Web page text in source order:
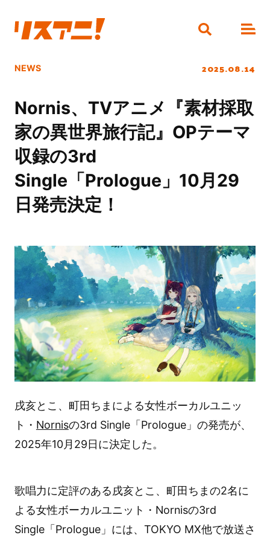
NEWS 2025.08.14
Nornis、TVアニメ『素材採取
家の異世界旅行記』OPテーマ
収録の3rd
Single「Prologue」10月29
日発売決定！
戌亥とこ、町田ちまによる女性ボーカルユニッ
ト・ Nornisの3rd Single「Prologue」の発売が、
2025年10月29日に決定した。
歌唱力に定評のある戌亥とこ、町田ちまの2名に
よる女性ボーカルユニット・Nornisの3rd
Single「Prologue」には、TOKYO MX他で放送さ